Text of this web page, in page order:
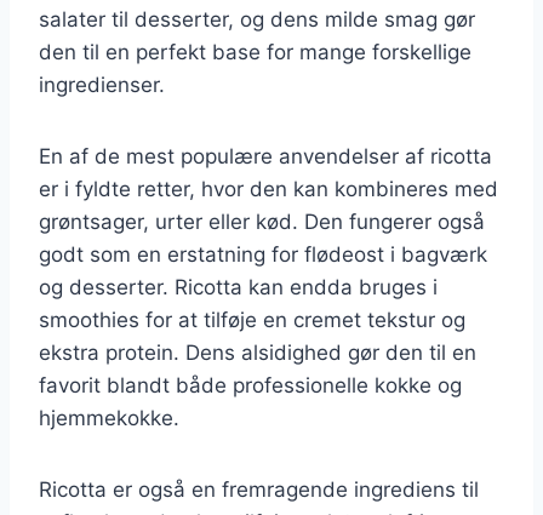
salater til desserter, og dens milde smag gør
den til en perfekt base for mange forskellige
ingredienser.
En af de mest populære anvendelser af ricotta
er i fyldte retter, hvor den kan kombineres med
grøntsager, urter eller kød. Den fungerer også
godt som en erstatning for flødeost i bagværk
og desserter. Ricotta kan endda bruges i
smoothies for at tilføje en cremet tekstur og
ekstra protein. Dens alsidighed gør den til en
favorit blandt både professionelle kokke og
hjemmekokke.
Ricotta er også en fremragende ingrediens til